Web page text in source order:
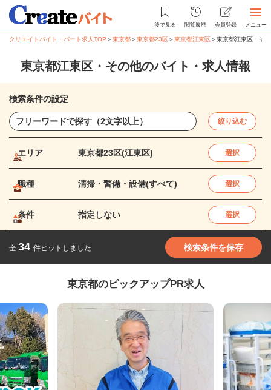
後で見る 閲覧履歴 会員登録 メニュー
クリエイトバイト・パート求人TOP ＞東京都＞東京都23区＞東京都江東区＞東京都江東区・そ
東京都江東区・その他のバイト・求人情報
検索条件の設定
絞り込む
エリア 東京都23区(江東区) 選択
職種 清掃・警備・設備(すべて) 選択
条件 指定しない 選択
全 34 件ヒットしました 検索条件を保存
東京都のピックアップPR求人